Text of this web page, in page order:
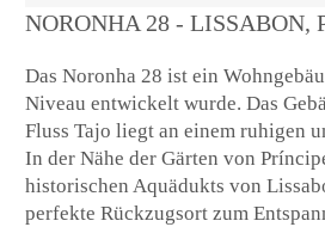
NORONHA 28 - LISSABON,
Das Noronha 28 ist ein
Niveau entwickelt wurde. Das
Fluss Tajo liegt an einem ruhigen
In der Nähe der Gärten von
historischen Aquädukts von
perfekte Rückzugsort zum